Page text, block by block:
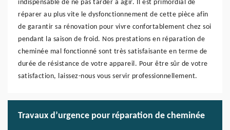
indispensable de ne pas tarder à agir. Il est primordial de
réparer au plus vite le dysfonctionnement de cette pièce afin
de garantir sa rénovation pour vivre confortablement chez soi
pendant la saison de froid. Nos prestations en réparation de
cheminée mal fonctionné sont très satisfaisante en terme de
durée de résistance de votre appareil. Pour être sûr de votre
satisfaction, laissez-nous vous servir professionnellement.
Travaux d’urgence pour réparation de cheminée